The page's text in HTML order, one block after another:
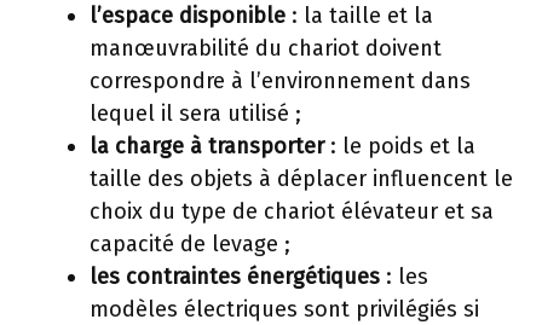
l’espace disponible : la taille et la
manœuvrabilité du chariot doivent
correspondre à l’environnement dans
lequel il sera utilisé ;
la charge à transporter: le poids et la
taille des objets à déplacer influencent le
choix du type de chariot élévateur et sa
capacité de levage ;
les contraintes énergétiques : les
modèles électriques sont privilégiés si